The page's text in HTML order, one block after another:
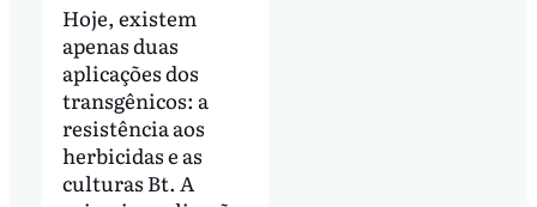
Hoje, existem
apenas duas
aplicações dos
transgênicos: a
resistência aos
herbicidas e as
culturas Bt. A